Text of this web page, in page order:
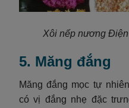
Xôi nếp nương
5. Măng đắng
Măng đắng mọc tự
có vị đắng nhẹ đặc